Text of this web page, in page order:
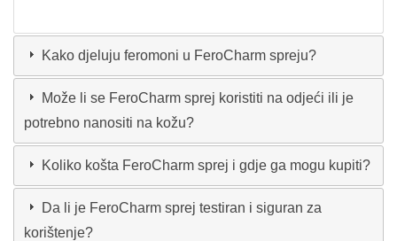
Kako djeluju feromoni u FeroCharm spreju?
Može li se FeroCharm sprej koristiti na odjeći ili je
potrebno nanositi na kožu?
Koliko košta FeroCharm sprej i gdje ga mogu kupiti?
Da li je FeroCharm sprej testiran i siguran za
korištenje?